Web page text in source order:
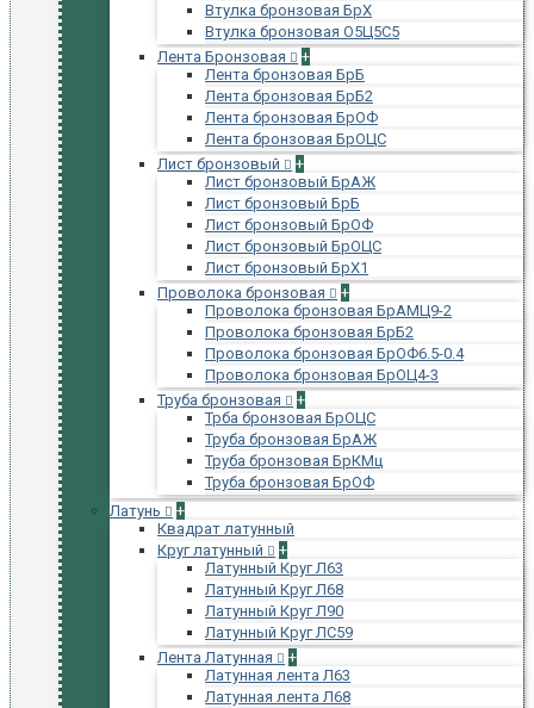
Втулка бронзовая БрХ
Втулка бронзовая О5Ц5С5
Лента Бронзовая
+
Лента бронзовая БрБ
Лента бронзовая БрБ2
Лента бронзовая БрОФ
Лента бронзовая БрОЦС
Лист бронзовый
+
Лист бронзовый БрАЖ
Лист бронзовый БрБ
Лист бронзовый БрОФ
Лист бронзовый БрОЦС
Лист бронзовый БрХ1
Проволока бронзовая
+
Проволока бронзовая БрАМЦ9-2
Проволока бронзовая БрБ2
Проволока бронзовая БрОФ6.5-0.4
Проволока бронзовая БрОЦ4-3
Труба бронзовая
+
Трба бронзовая БрОЦС
Труба бронзовая БрАЖ
Труба бронзовая БрКМц
Труба бронзовая БрОФ
Латунь
+
Квадрат латунный
Круг латунный
+
Латунный Круг Л63
Латунный Круг Л68
Латунный Круг Л90
Латунный Круг ЛС59
Лента Латунная
+
Латунная лента Л63
Латунная лента Л68